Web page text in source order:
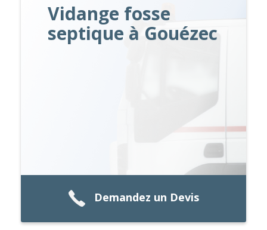
Vidange fosse
septique à Gouézec
Demandez un Devis